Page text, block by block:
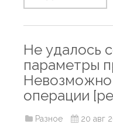
Не удалось
параметры
операции
Разное 20 авг